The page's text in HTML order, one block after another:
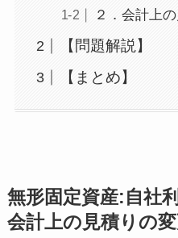
２．会計上
【問題解説】
【まとめ】
無形固定資産:自社
会計上の見積りの